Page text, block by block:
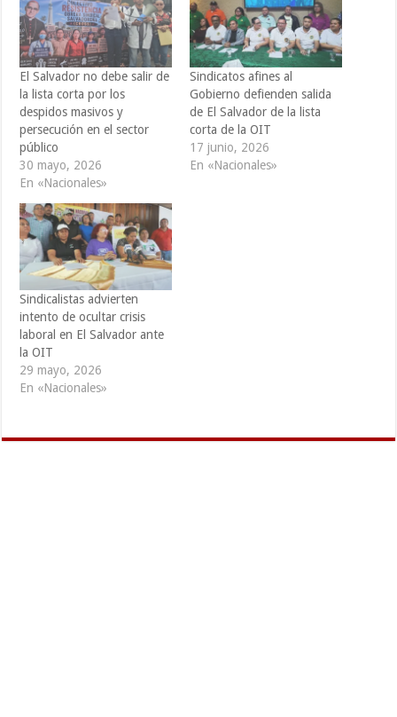
El Salvador no debe salir de
la lista corta por los
despidos masivos y
persecución en el sector
público
30 mayo, 2026
En «Nacionales»
Sindicatos afines al
Gobierno defienden salida
de El Salvador de la lista
corta de la OIT
17 junio, 2026
En «Nacionales»
Sindicalistas advierten
intento de ocultar crisis
laboral en El Salvador ante
la OIT
29 mayo, 2026
En «Nacionales»